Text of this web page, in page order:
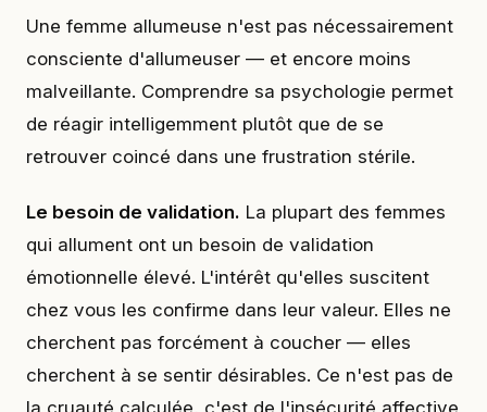
Une femme allumeuse n'est pas nécessairement
consciente d'allumeuser — et encore moins
malveillante. Comprendre sa psychologie permet
de réagir intelligemment plutôt que de se
retrouver coincé dans une frustration stérile.
Le besoin de validation. La plupart des femmes
qui allument ont un besoin de validation
émotionnelle élevé. L'intérêt qu'elles suscitent
chez vous les confirme dans leur valeur. Elles ne
cherchent pas forcément à coucher — elles
cherchent à se sentir désirables. Ce n'est pas de
la cruauté calculée, c'est de l'insécurité affective